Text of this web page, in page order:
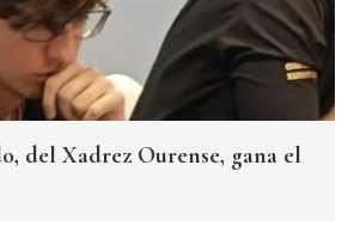
del Xadrez Ourense, gana el